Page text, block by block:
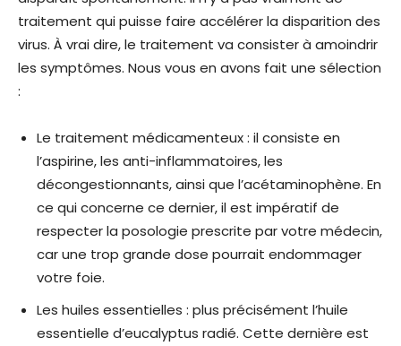
traitement qui puisse faire accélérer la disparition des
virus. À vrai dire, le traitement va consister à amoindrir
les symptômes. Nous vous en avons fait une sélection
:
Le traitement médicamenteux : il consiste en
l’aspirine, les anti-inflammatoires, les
décongestionnants, ainsi que l’acétaminophène. En
ce qui concerne ce dernier, il est impératif de
respecter la posologie prescrite par votre médecin,
car une trop grande dose pourrait endommager
votre foie.
Les huiles essentielles : plus précisément l’huile
essentielle d’eucalyptus radié. Cette dernière est